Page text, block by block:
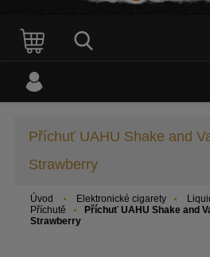
Příchuť UAHU Shake and
Strawberry
Úvod Elektronické cigarety
Příchutě
Příchuť UAHU Shake and
Strawberry